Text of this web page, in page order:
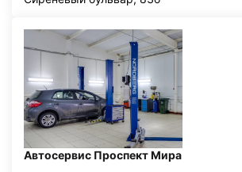
Автосервис Проспект Мира